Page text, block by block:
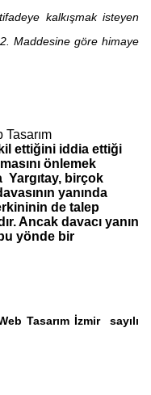
kalkışmak isteyen
Maddesine göre himaye
Tasarım
ettiğini iddia ettiği
önlemek
Yargıtay, birçok
yanında
de talep
Ancak davacı yanın
yönde bir
Tasarım İzmir sayılı